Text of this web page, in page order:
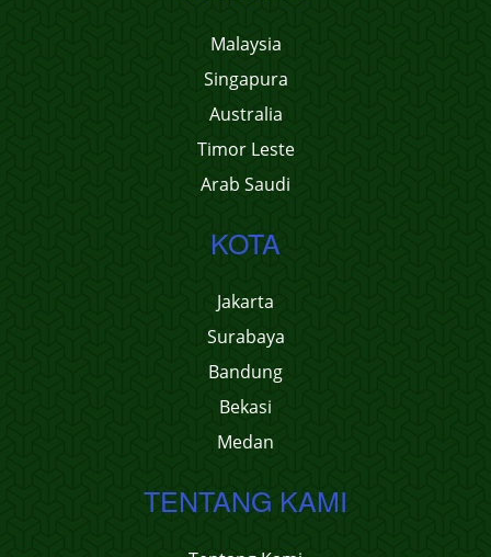
Malaysia
Singapura
Australia
Timor Leste
Arab Saudi
KOTA
Jakarta
Surabaya
Bandung
Bekasi
Medan
TENTANG KAMI